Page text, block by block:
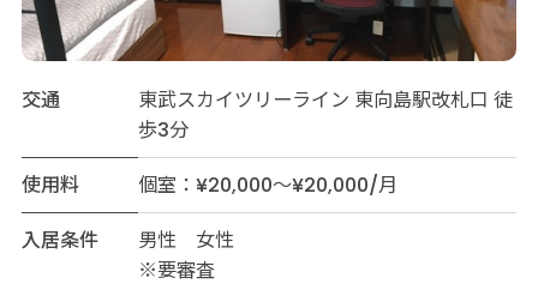
交通
東武スカイツリーライン 東向島駅改札口 徒
歩3分
使用料
個室：¥20,000～¥20,000/月
入居条件
男性 女性
※要審査